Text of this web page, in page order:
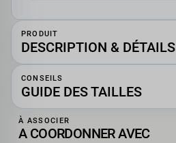
PRODUIT
DESCRIPTION & DÉTAILS
CONSEILS
GUIDE DES TAILLES
À ASSOCIER
A COORDONNER AVEC